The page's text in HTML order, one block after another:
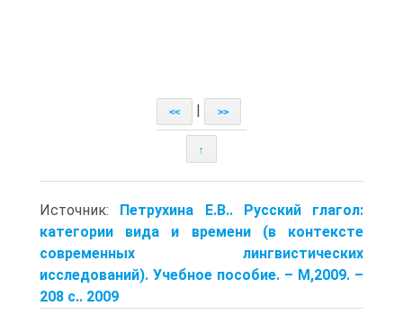
<< >>
↑
Источник: Петрухина Е.В.. Русский глагол:
категории вида и времени (в контексте
современных лингвистических
исследований). Учеб­ное пособие. – М,2009. –
208 с.. 2009